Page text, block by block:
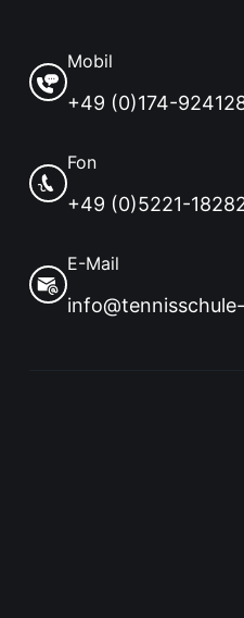
Mobil
+49 (0)174-
Fon
+49 (0)5221-
E-Mail